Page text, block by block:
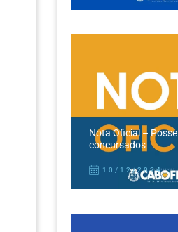
Nota Oficial – Posse
concursados
10/12/2024